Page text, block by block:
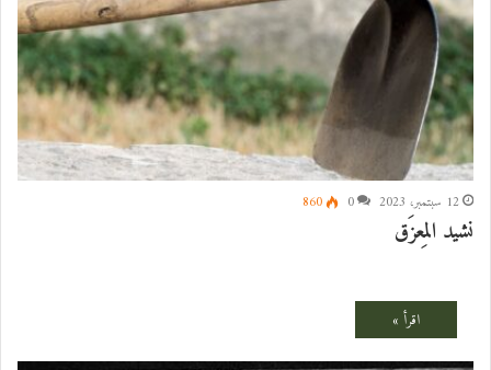
12 سبتمبر، 2023 0
860
نشيد المِعزَق